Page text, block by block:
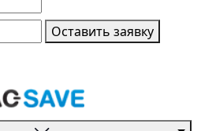
Оставить заявку